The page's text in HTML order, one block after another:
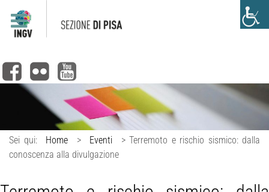
Sei qui: Home > Eventi > Terremoto e rischio sismico: dalla
conoscenza alla divulgazione